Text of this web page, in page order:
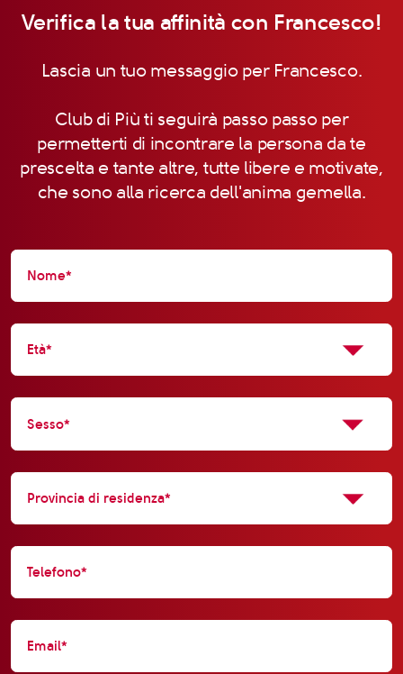
Verifica la tua affinità con Francesco!
Lascia un tuo messaggio per Francesco.
Club di Più ti seguirà passo passo per
permetterti di incontrare la persona da te
prescelta e tante altre, tutte libere e motivate,
che sono alla ricerca dell'anima gemella.